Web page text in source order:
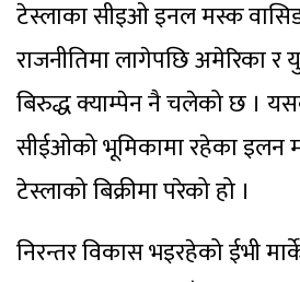
टेस्लाका सीइओ इनल मस्क
राजनीतिमा लागेपछि अमेरिका र
बिरुद्ध क्याम्पेन नै चलेको छ ।
सीईओको भूमिकामा रहेका इलन
टेस्लाको बिक्रीमा परेको हो ।
निरन्तर विकास भइरहेको ईभी